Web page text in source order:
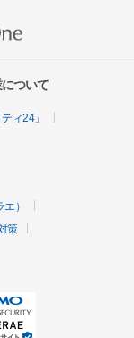
ついて
ィ24」
）
策